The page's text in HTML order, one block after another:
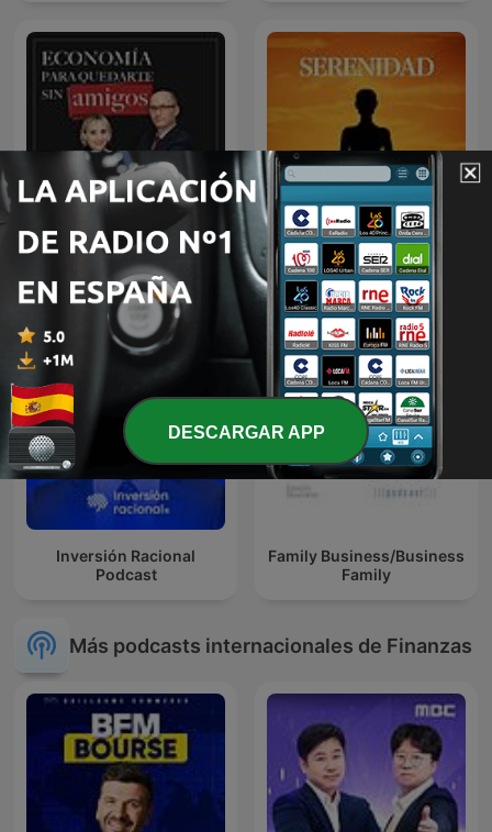
Economía para quedarte
sin amigos
Meditación Guiada
Inversión Racional
Podcast
Family Business/Business
Family
Más podcasts internacionales de Finanzas
DESCARGAR APP